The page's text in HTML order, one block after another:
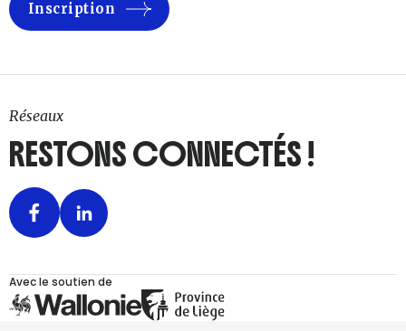
Réseaux
RESTONS CONNECTÉS !
Avec le soutien de